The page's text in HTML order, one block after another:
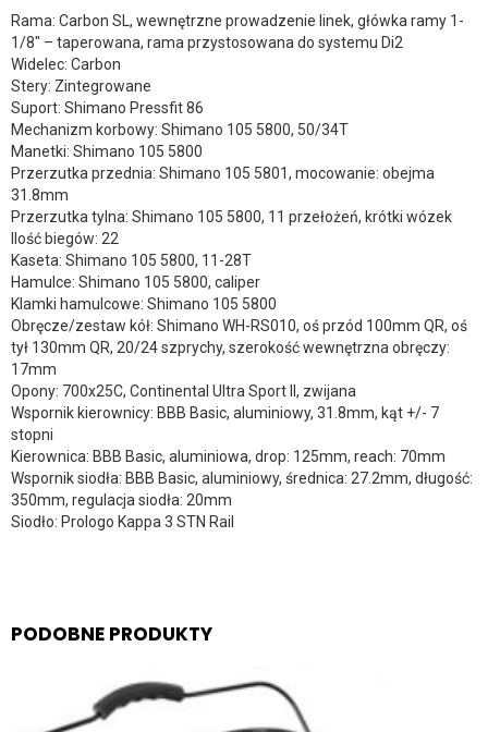
Rama: Carbon SL, wewnętrzne prowadzenie linek, główka ramy 1-
1/8″ – taperowana, rama przystosowana do systemu Di2
Widelec: Carbon
Stery: Zintegrowane
Suport: Shimano Pressfit 86
Mechanizm korbowy: Shimano 105 5800, 50/34T
Manetki: Shimano 105 5800
Przerzutka przednia: Shimano 105 5801, mocowanie: obejma
31.8mm
Przerzutka tylna: Shimano 105 5800, 11 przełożeń, krótki wózek
Ilość biegów: 22
Kaseta: Shimano 105 5800, 11-28T
Hamulce: Shimano 105 5800, caliper
Klamki hamulcowe: Shimano 105 5800
Obręcze/zestaw kół: Shimano WH-RS010, oś przód 100mm QR, oś
tył 130mm QR, 20/24 szprychy, szerokość wewnętrzna obręczy:
17mm
Opony: 700x25C, Continental Ultra Sport II, zwijana
Wspornik kierownicy: BBB Basic, aluminiowy, 31.8mm, kąt +/- 7
stopni
Kierownica: BBB Basic, aluminiowa, drop: 125mm, reach: 70mm
Wspornik siodła: BBB Basic, aluminiowy, średnica: 27.2mm, długość:
350mm, regulacja siodła: 20mm
Siodło: Prologo Kappa 3 STN Rail
PODOBNE PRODUKTY